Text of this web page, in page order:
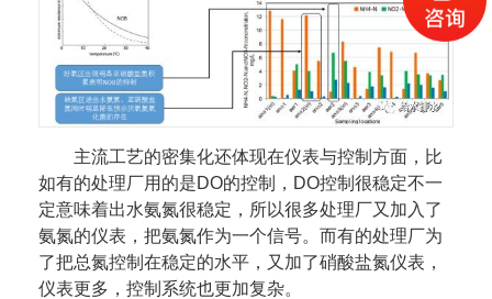
主流工艺的密集化还体现在仪表与控制方面，比
如有的处理厂用的是DO的控制，DO控制很稳定不一
定意味着出水氨氮很稳定，所以很多处理厂又加入了
氨氮的仪表，把氨氮作为一个信号。而有的处理厂为
了把总氮控制在稳定的水平，又加了硝酸盐氮仪表，
仪表更多，控制系统也更加复杂。